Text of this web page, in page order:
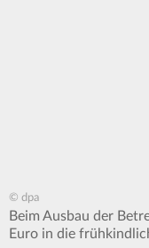
© dpa
Beim Ausbau der
Euro in die